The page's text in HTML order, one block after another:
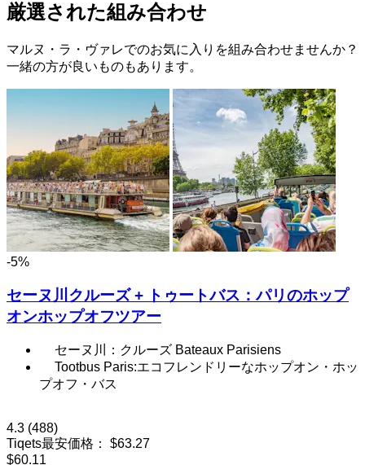
厳選された組み合わせ
マルヌ・ラ・ヴァレでのお気に入りを組み合わせませんか？
一緒の方が良いものもあります。
-5%
セーヌ川クルーズ + トゥートバス：パリのホップ
オンホップオフツアー
セーヌ川：クルーズ Bateaux Parisiens
Tootbus Paris:エコフレンドリーなホップオン・ホッ
プオフ・バス
4.3 (488)
Tiqets最安価格：
$63.27
$60.11